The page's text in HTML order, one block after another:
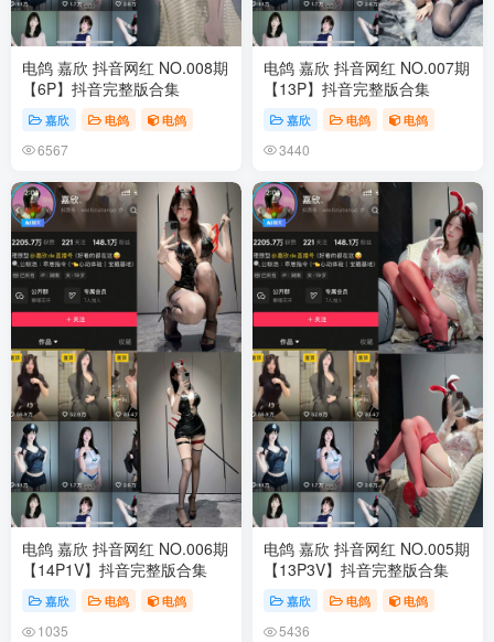
电鸽 嘉欣 抖音网红 NO.008期
【6P】抖音完整版合集
嘉欣 电鸽 电鸽
6567
电鸽 嘉欣 抖音网红 NO.007期
【13P】抖音完整版合集
嘉欣 电鸽 电鸽
3440
电鸽 嘉欣 抖音网红 NO.006期
【14P1V】抖音完整版合集
嘉欣 电鸽 电鸽
1035
电鸽 嘉欣 抖音网红 NO.005期
【13P3V】抖音完整版合集
嘉欣 电鸽 电鸽
5436